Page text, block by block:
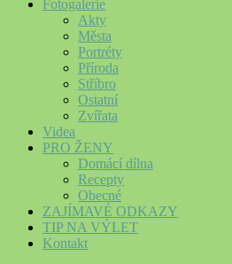
Fotogalerie
Akty
Města
Portréty
Příroda
Stříbro
Ostatní
Zvířata
Videa
PRO ŽENY
Domácí dílna
Recepty
Obecné
ZAJÍMAVÉ ODKAZY
TIP NA VÝLET
Kontakt